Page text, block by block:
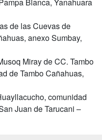
de las Cuevas de
anexo Sumbay,
Miray de CC. Tambo
de Tambo Cañahuas,
comunidad
Juan de Tarucani –